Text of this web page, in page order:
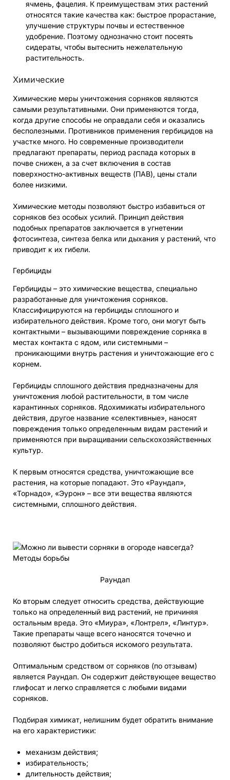
ячмень, фацелия. К преимуществам этих растений
относятся такие качества как: быстрое прорастание,
улучшение структуры почвы и естественное
удобрение. Поэтому однозначно стоит посеять
сидераты, чтобы вытеснить нежелательную
растительность.
Химические
Химические меры уничтожения сорняков являются
самыми результативными. Они применяются тогда,
когда другие способы не оправдали себя и оказались
бесполезными. Противников применения гербицидов на
участке много. Но современные производители
предлагают препараты, период распада которых в
почве снижен, а за счет включения в состав
поверхностно-активных веществ (ПАВ), цены стали
более низкими.
Химические методы позволяют быстро избавиться от
сорняков без особых усилий. Принцип действия
подобных препаратов заключается в угнетении
фотосинтеза, синтеза белка или дыхания у растений, что
приводит к их гибели.
Гербициды
Гербициды – это химические вещества, специально
разработанные для уничтожения сорняков.
Классифицируются на гербициды сплошного и
избирательного действия. Кроме того, они могут быть
контактными – вызывающими повреждение сорняка в
местах контакта с ядом, или системными –
проникающими внутрь растения и уничтожающие его с
корнем.
Гербициды сплошного действия предназначены для
уничтожения любой растительности, в том числе
карантинных сорняков. Ядохимикаты избирательного
действия, другое название «селективные», наносят
повреждения только определенным видам растений и
применяются при выращивании сельскохозяйственных
культур.
К первым относятся средства, уничтожающие все
растения, на которые попадают. Это «Раундап»,
«Торнадо», «Эурон» – все эти вещества являются
системными, сплошного действия.
Раундап
Ко вторым следует относить средства, действующие
только на определенный вид растений, не причиняя
остальным вреда. Это «Миура», «Лонтрел», «Линтур».
Такие препараты чаще всего наносятся точечно и
позволяют быстро добиться искомого результата.
Оптимальным средством от сорняков (по отзывам)
является Раундап. Он содержит действующее вещество
глифосат и легко справляется с любыми видами
сорняков.
Подбирая химикат, нелишним будет обратить внимание
на его характеристики:
механизм действия;
избирательность;
длительность действия;